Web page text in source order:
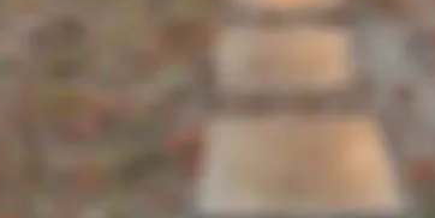
astarta@gmx.de